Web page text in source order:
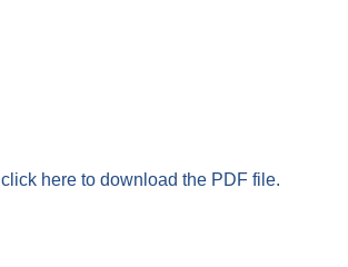
click here to download the PDF file.